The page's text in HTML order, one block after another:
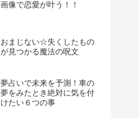
画像で恋愛が叶う！！
おまじない☆失くしたもの
が見つかる魔法の呪文
夢占いで未来を予測！車の
夢をみたとき絶対に気を付
けたい６つの事